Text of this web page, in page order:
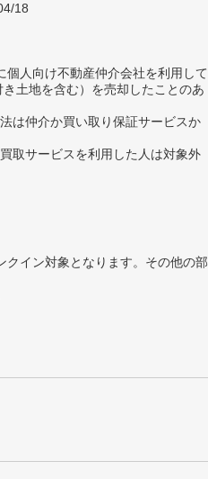
18
個人向け不動産仲介会社を利用して
土地を含む）を売却したことのあ
は仲介か買い取り保証サービスか
取サービスを利用した人は対象外
イン対象となります。その他の部